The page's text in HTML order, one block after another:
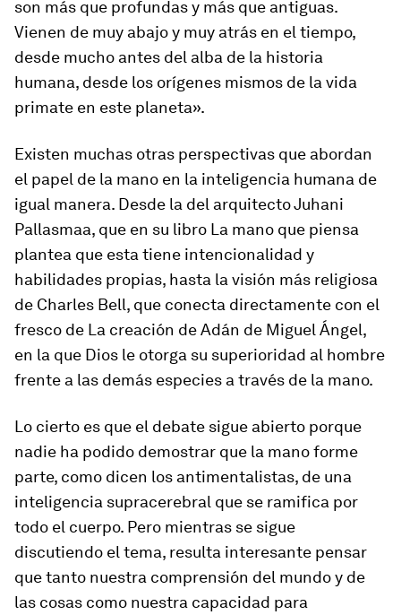
son más que profundas y más que antiguas.
Vienen de muy abajo y muy atrás en el tiempo,
desde mucho antes del alba de la historia
humana, desde los orígenes mismos de la vida
primate en este planeta».
Existen muchas otras perspectivas que abordan
el papel de la mano en la inteligencia humana de
igual manera. Desde la del arquitecto Juhani
Pallasmaa, que en su libro La mano que piensa
plantea que esta tiene intencionalidad y
habilidades propias, hasta la visión más religiosa
de Charles Bell, que conecta directamente con el
fresco de La creación de Adán de Miguel Ángel,
en la que Dios le otorga su superioridad al hombre
frente a las demás especies a través de la mano.
Lo cierto es que el debate sigue abierto porque
nadie ha podido demostrar que la mano forme
parte, como dicen los antimentalistas, de una
inteligencia supracerebral que se ramifica por
todo el cuerpo. Pero mientras se sigue
discutiendo el tema, resulta interesante pensar
que tanto nuestra comprensión del mundo y de
las cosas como nuestra capacidad para